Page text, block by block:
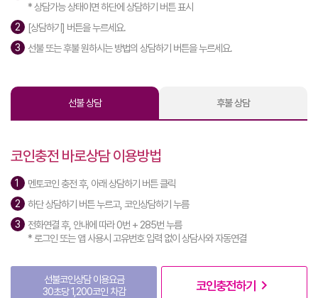
* 상담가능 상태이면 하단에 상담하기 버튼 표시
[상담하기] 버튼을 누르세요.
선불 또는 후불 원하시는 방법의 상담하기 버튼을 누르세요.
선불 상담 후불 상담
코인충전 바로상담 이용방법
멘토코인 충전 후, 아래 상담하기 버튼 클릭
하단 상담하기 버튼 누르고, 코인상담하기 누름
전화연결 후, 안내에 따라 0번 + 285번 누름
* 로그인 또는 앱 사용시 고유번호 입력 없이 상담사와 자동연결
선불코인상담 이용요금
30초당 1,200코인 차감
코인충전하기 navigate_next